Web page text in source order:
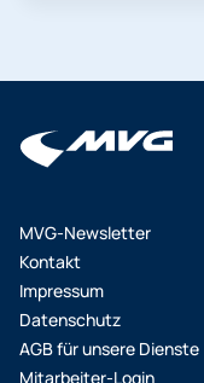
MVG-Newsletter
Kontakt
Impressum
Datenschutz
AGB für unsere Dienste
Mitarbeiter-Login